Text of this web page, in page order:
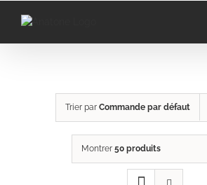
Trier par Commande par défaut
Montrer 50 produits